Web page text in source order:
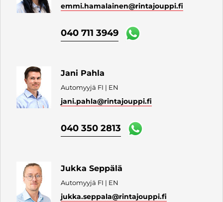
emmi.hamalainen@rintajouppi.fi
040 711 3949
Jani Pahla
Automyyjä FI | EN
jani.pahla@rintajouppi.fi
040 350 2813
Jukka Seppälä
Automyyjä FI | EN
jukka.seppala@rintajouppi.fi